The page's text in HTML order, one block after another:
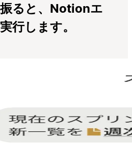
ると、Notionエ
行します。